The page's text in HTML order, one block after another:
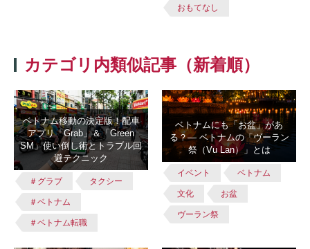
おもてなし
カテゴリ内類似記事（新着順）
ベトナム移動の決定版！配車
アプリ「Grab」＆「Green
SM」使い倒し術とトラブル回
避テクニック
＃グラブ タクシー
＃ベトナム
＃ベトナム転職
ベトナムにも「お盆」があ
る？― ベトナムの「ヴーラン
祭（Vu Lan）」とは
イベント ベトナム
文化 お盆
ヴーラン祭